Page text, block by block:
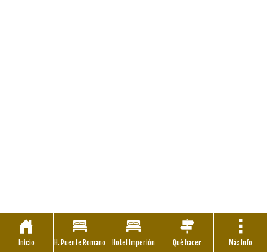
Inicio H. Puente Romano Hotel Imperión Qué hacer Más Info